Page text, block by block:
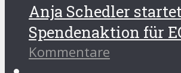
Anja Schedler
Spendenaktion für
Kommentare